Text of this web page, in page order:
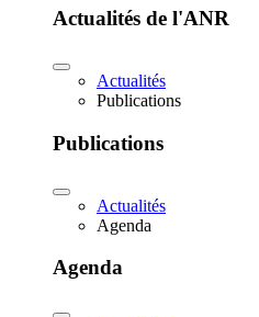
Actualités de l'ANR
Actualités
Publications
Publications
Actualités
Agenda
Agenda